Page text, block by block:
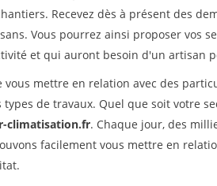
Recevez dès à présent des
Vous pourrez ainsi proposer vos
et qui auront besoin d'un artisan
mettre en relation avec des
de travaux. Quel que soit votre
climatisation.fr. Chaque jour, des
facilement vous mettre en